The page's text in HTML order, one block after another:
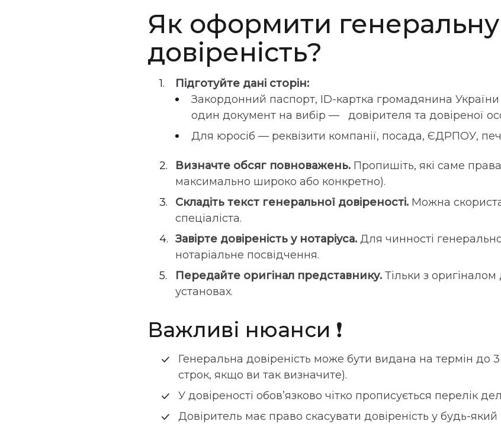
Як оформити генеральну
довіреність?
Підготуйте дані сторін:
Закордонний паспорт, ID-картка громадянина
один документ на вибір — довірителя та довіреної
Для юросіб — реквізити компанії, посада, ЄДРПОУ,
Визначте обсяг повноважень. Пропишіть, які саме
максимально широко або конкретно).
Складіть текст генеральної довіреності. Можна
спеціаліста.
Завірте довіреність у нотаріуса. Для чинності
нотаріальне посвідчення.
Передайте оригінал представнику. Тільки з оригіналом
установах.
Важливі нюанси ❗
Генеральна довіреність може бути видана на термін до
строк, якщо ви так визначите).
У довіреності обов’язково чітко прописується перелік
Довіритель має право скасувати довіреність у будь-